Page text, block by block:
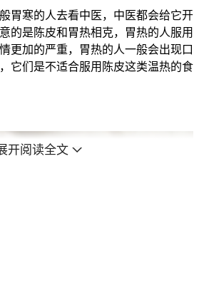
胃寒的人去看中医，中医都会给它开
的是陈皮和胃热相克，胃热的人服用
更加的严重，胃热的人一般会出现口
它们是不适合服用陈皮这类温热的食
开阅读全文